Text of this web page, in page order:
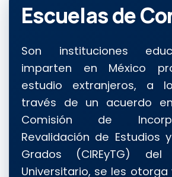
Escuelas de
Son instituciones
imparten en México
estudio extranjeros, a
través de un acuerdo
Comisión de
Revalidación de Estudios
Grados (CIREyTG)
Universitario, se les otorga